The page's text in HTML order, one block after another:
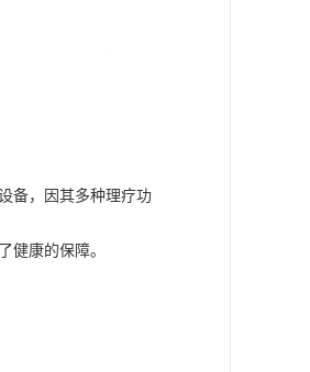
备，因其多种理疗功
健康的保障。